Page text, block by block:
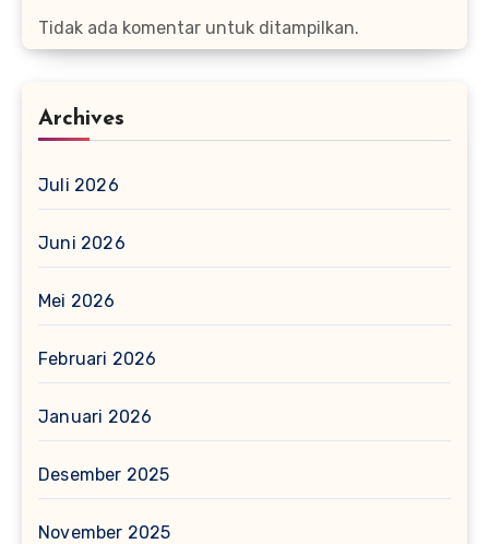
Tidak ada komentar untuk ditampilkan.
Archives
Juli 2026
Juni 2026
Mei 2026
Februari 2026
Januari 2026
Desember 2025
November 2025